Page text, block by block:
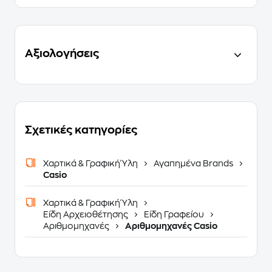
Αξιολογήσεις
Σχετικές κατηγορίες
Χαρτικά & Γραφική Ύλη
Αγαπημένα Brands
Casio
Χαρτικά & Γραφική Ύλη
Είδη Αρχειοθέτησης
Είδη Γραφείου
Αριθμομηχανές
Αριθμομηχανές Casio